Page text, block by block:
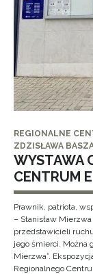
REGIONALNE
ZDZISŁAWA
WYSTAWA
CENTRUM
Prawnik, patriota,
– Stanisław
przedstawicieli
jego śmierci. Można
Mierzwa”.
Regionalnego